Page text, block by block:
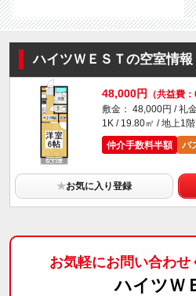
ハイツＷＥＳＴの空室情報
48,000円
（共益費：
敷金： 48,000円 / 礼
1K / 19.80㎡ / 地上1階
仲介手数料半額
バ
★お気に入り登録
お気軽にお問い合わせ
ハイツＷ